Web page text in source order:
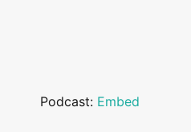
Podcast: Embed